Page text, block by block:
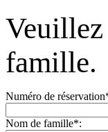
famille.
Numéro de
Nom de famille*: